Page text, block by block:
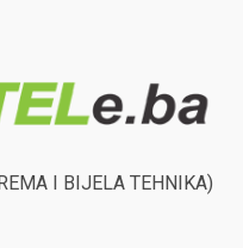
I BIJELA TEHNIKA)